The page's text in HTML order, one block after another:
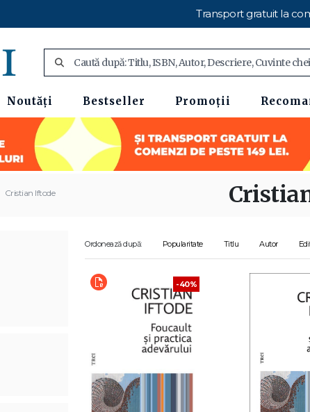
Transport gratuit la
Noutăți Bestseller Promoții
Cristian Iftode
Ordonează după: Popularitate Titlu Autor
-40%